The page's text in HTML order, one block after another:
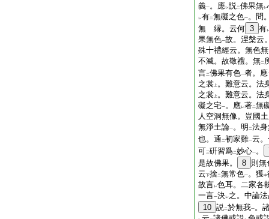
義一。應レ説二佛果無レ
レ有二無礙之色一。問
無 縁。云何 3 有
果無色一故。涅槃云
殊十禮經云。無色
不滅。故敬禮。無二
言二佛果有色一者。應
之裳 上 。難意云。法
之裳 上 。難意云。法
礙之宅一。應レ著二無
人空洞無像。豈國
無淨土論一。明 二法
也。通 二初家難一云
可三硏習爲二妙心一。
是故佛果。
8 則無
云下捨二無常色一。獲中
故言レ色耳。二家各
一言一決レ之。中論
10 説二於無我一。